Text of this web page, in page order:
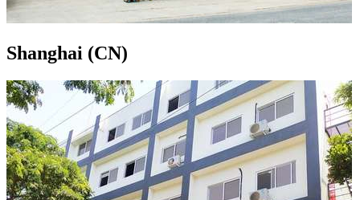
Shanghai (CN)